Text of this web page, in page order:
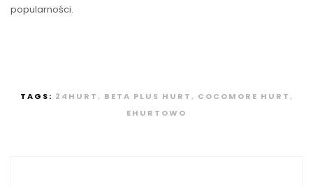
popularności.
TAGS: 24HURT, BETA PLUS HURT, COCOMORE HURT,
EHURTOWO